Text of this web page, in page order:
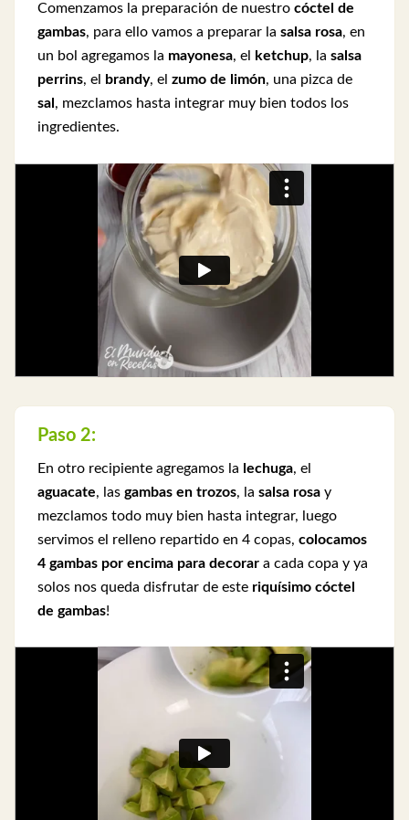
Comenzamos la preparación de nuestro cóctel de
gambas, para ello vamos a preparar la salsa rosa, en
un bol agregamos la mayonesa, el ketchup, la salsa
perrins, el brandy, el zumo de limón, una pizca de
sal , mezclamos hasta integrar muy bien todos los
ingredientes.
Paso 2:
En otro recipiente agregamos la lechuga, el
aguacate, las gambas en trozos, la salsa rosa y
mezclamos todo muy bien hasta integrar, luego
servimos el relleno repartido en 4 copas, colocamos
4 gambas por encima para decorar a cada copa y ya
solos nos queda disfrutar de este riquísimo cóctel
de gambas!